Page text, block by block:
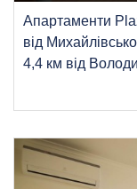
Апартаменти
від
4,4 км від